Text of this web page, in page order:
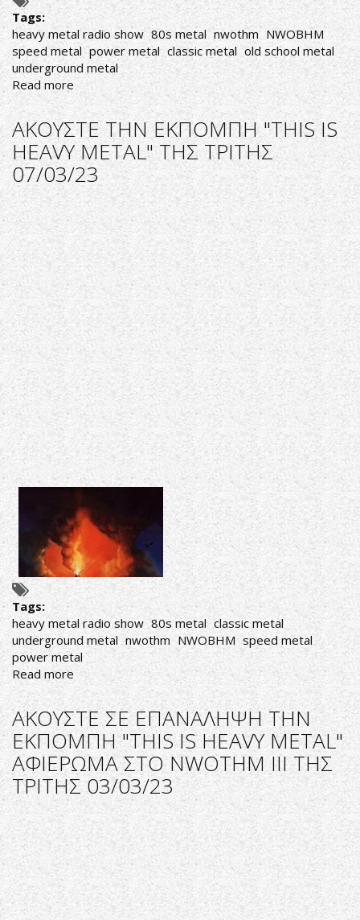
Tags:
heavy metal radio show 80s metal nwothm NWOBHM
speed metal power metal classic metal old school metal
underground metal
Read moreabout
ΑΚΟΥΣΤΕ
ΣΕ
ΕΠΑΝΑΛΗΨΗ
ΤΙΣ
ΕΚΠΟΜΠΕΣ
"THIS
IS
HEAVY
METAL"
17/03/23
&
21/03/23
ΑΚΟΥΣΤΕ ΤΗΝ ΕΚΠΟΜΠΗ "THIS IS
HEAVY METAL" ΤΗΣ ΤΡΙΤΗΣ
07/03/23
Tags:
heavy metal radio show 80s metal classic metal
underground metal nwothm NWOBHM speed metal
power metal
Read more about
ΑΚΟΥΣΤΕ
ΤΗΝ
ΕΚΠΟΜΠΗ
"THIS
IS
HEAVY
METAL"
ΤΗΣ
ΤΡΙΤΗΣ
07/03/23
ΑΚΟΥΣΤΕ ΣΕ ΕΠΑΝΑΛΗΨΗ ΤΗΝ
ΕΚΠΟΜΠΗ "THIS IS HEAVY METAL"
ΑΦΙΕΡΩΜΑ ΣΤΟ NWOTHM ΙΙΙ ΤΗΣ
ΤΡΙΤΗΣ 03/03/23